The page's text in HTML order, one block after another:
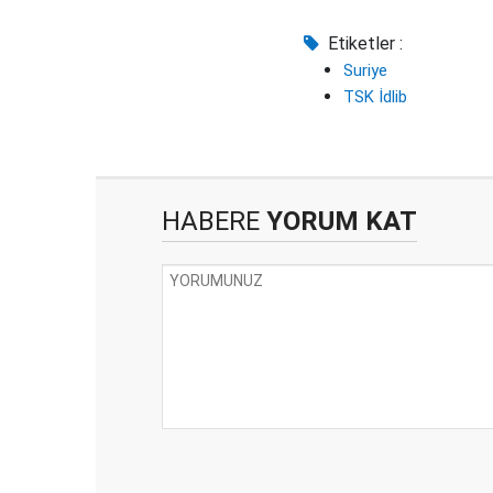
Etiketler :
Suriye
TSK İdlib
HABERE YORUM KAT